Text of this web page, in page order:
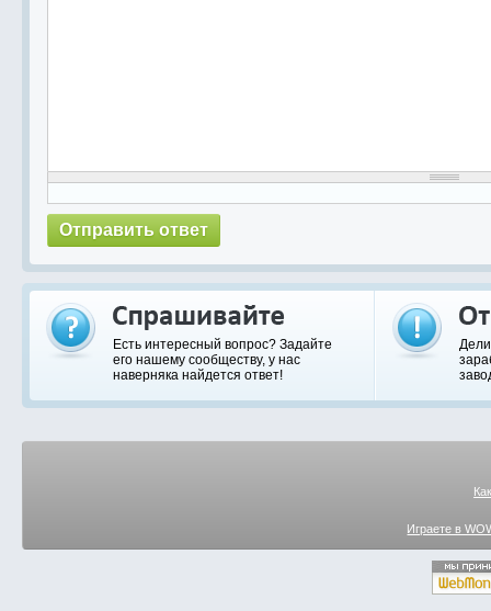
Есть интересный вопрос? Задайте
его нашему сообществу, у нас
наверняка найдется ответ!
Играете в